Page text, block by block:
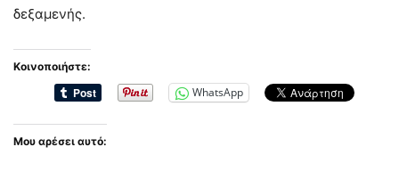
δεξαμενής.
Κοινοποιήστε:
WhatsApp
Μου αρέσει αυτό: